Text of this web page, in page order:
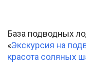
База подводных
«Экскурсия на
красота соляных